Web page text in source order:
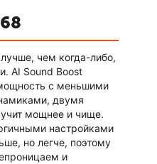
чем когда-либо,
AI Sound Boost
с меньшими
двумя
мощнее и чище.
настройками
но легче, поэтому
и